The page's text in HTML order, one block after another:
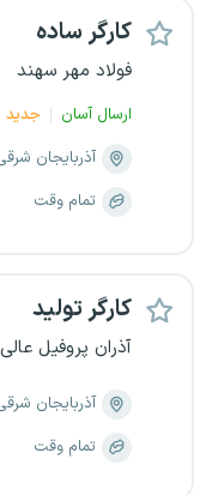
کارگر ساده
فولاد مهر سهند
ارسال آسان
جدید
آذربایجان
تمام وقت
کارگر تولید
آذران پروفیل
آذربایجان
تمام وقت